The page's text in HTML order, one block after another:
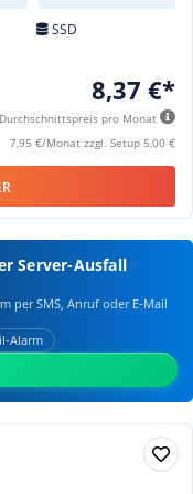
SSD
8,37 €*
Durchschnittspreis pro Monat
7,95 €/Monat zzgl. Setup 5,00 €
Server-Ausfall
per SMS, Anruf oder E‑Mail